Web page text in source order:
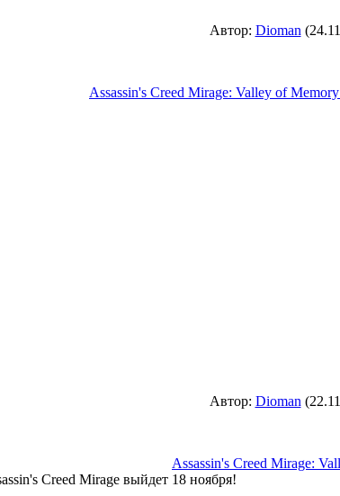
Автор: Dioman
Assassin's Creed Mirage: Valley of
Автор: Dioman
Assassin's Creed Mirage:
Creed Mirage выйдет 18 ноября!